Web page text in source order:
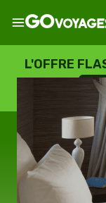
L'OFFRE
--
JOURS